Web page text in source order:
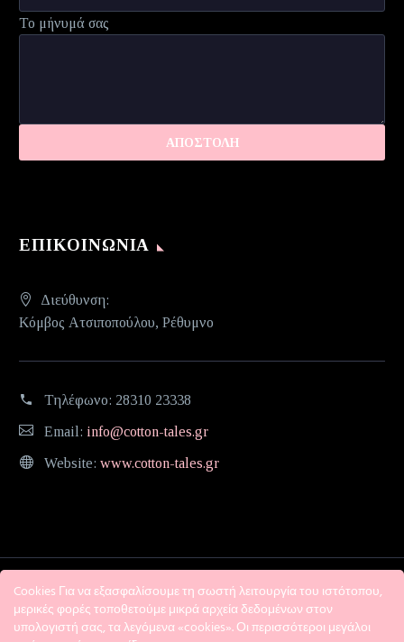
Το μήνυμά σας
ΕΠΙΚΟΙΝΩΝΊΑ
Διεύθυνση:
Κόμβος Ατσιποπούλου, Ρέθυμνο
Τηλέφωνο: 28310 23338
Email: info@cotton-tales.gr
Website: www.cotton-tales.gr
Cookies Για να εξασφαλίσουμε τη σωστή λειτουργία του ιστότοπου,
μερικές φορές τοποθετούμε μικρά αρχεία δεδομένων στον
υπολογιστή σας, τα λεγόμενα «cookies». Οι περισσότεροι μεγάλοι